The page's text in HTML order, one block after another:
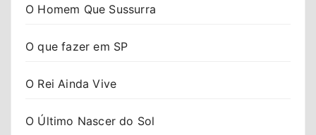
O Homem Que Sussurra
O que fazer em SP
O Rei Ainda Vive
O Último Nascer do Sol